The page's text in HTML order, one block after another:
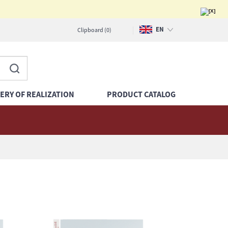
Clipboard (0) EN
OF REALIZATION PRODUCT CATALOG